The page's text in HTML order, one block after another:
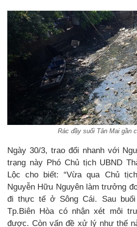
Rác đầy suối Tân Mai gần
Ngày 30/3, trao đổi nhanh với
trạng này Phó Chủ tịch UBND
Lộc cho biết: “Vừa qua Chủ
Nguyễn Hữu Nguyên làm trưởng
đi thực tế ở Sông Cái. Sau
Tp.Biên Hòa có nhận xét môi
được. Còn vấn đề xử lý như thế